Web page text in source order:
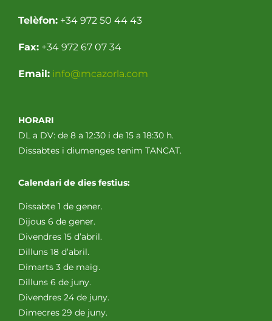
Telèfon:+34 972 50 44 43
Fax:+34 972 67 07 34
Email: info@mcazorla.com
HORARI
DL a DV: de 8 a 12:30 i de 15 a 18:30 h.
Dissabtes i diumenges tenim TANCAT.
Calendari de dies festius:
Dissabte 1 de gener.
Dijous 6 de gener.
Divendres 15 d’abril.
Dilluns 18 d’abril.
Dimarts 3 de maig.
Dilluns 6 de juny.
Divendres 24 de juny.
Dimecres 29 de juny.